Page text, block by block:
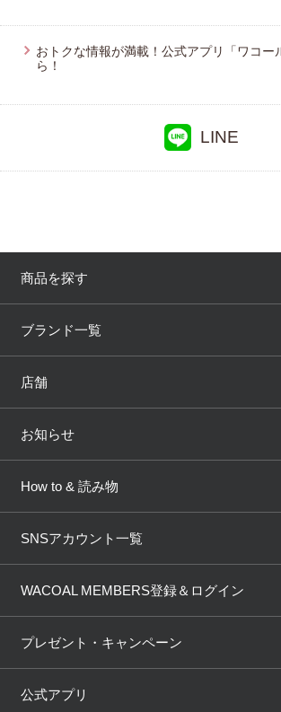
おトクな情報が満載！公式アプリ「ワコー
ら！
LINE
商品を探す
アイテム
トピックス
ブランド一覧
WACOAL
AMPHI une
OUR WACOAL
WACOAL Remamma Mens
Licensed Brands
店舗
店舗を探す
ブラ無料診断
3Dボディスキャン
お知らせ
新着情報
商品回収
ニュース＆トピックス
How to & 読み物
下着の基礎知識
ブラパン ワコー
大人の工場見学inベトナム 人間
SNSアカウント一覧
WACOAL MEMBERS登録＆ログイン
プレゼント・キャンペーン
公式アプリ